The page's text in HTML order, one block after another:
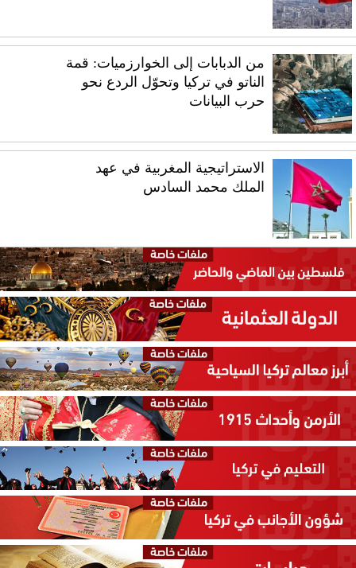
من الدبابات إلى الخوارزميات: قمة
الناتو في تركيا وتحوّل الردع نحو
حرب البيانات
الاستراتيجية المغربية في عهد
الملك محمد السادس